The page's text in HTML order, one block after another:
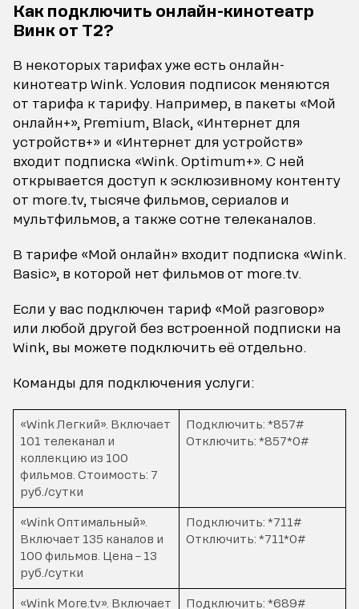
Как подключить онлайн-кинотеатр
Винк от Т2?
В некоторых тарифах уже есть онлайн-
кинотеатр Wink. Условия подписок меняются
от тарифа к тарифу. Например, в пакеты «Мой
онлайн+», Premium, Black, «Интернет для
устройств+» и «Интернет для устройств»
входит подписка «Wink. Optimum+». С ней
открывается доступ к эсклюзивному контенту
от more.tv, тысяче фильмов, сериалов и
мультфильмов, а также сотне телеканалов.
В тарифе «Мой онлайн» входит подписка «Wink.
Basic», в которой нет фильмов от more.tv.
Если у вас подключен тариф «Мой разговор»
или любой другой без встроенной подписки на
Wink, вы можете подключить её отдельно.
Команды для подключения услуги:
«Wink Легкий». Включает
101 телеканал и
коллекцию из 100
фильмов. Стоимость: 7
руб./сутки
Подключить: *857#
Отключить: *857*0#
«Wink Оптимальный».
Включает 135 каналов и
100 фильмов. Цена – 13
руб./сутки
Подключить: *711#
Отключить: *711*0#
«Wink More.tv». Включает Подключить: *689#